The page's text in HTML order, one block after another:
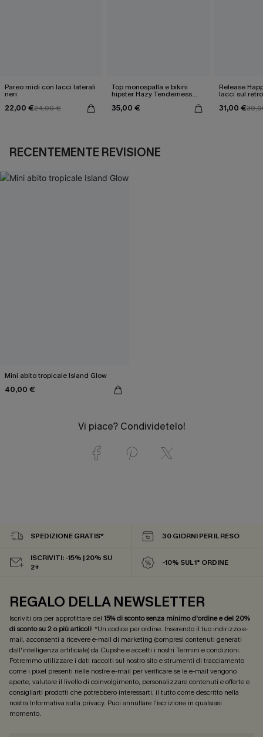
Pareo midi con lacci laterali
neri
22,00 €24,00 €
Top monospalla e bikini
hipster Hazy Tenderness
35,00 €
Release
lacci sul
31,00 €
RECENTEMENTE REVISIONE
Mini abito tropicale Island Glow
40,00 €
Vi piace? Condividetelo!
SPEDIZIONE GRATIS* 30 GIORNI PER IL RESO
ISCRIVITI: -15% | 20% SU
2+
-10% SUL 1° ORDINE
REGALO DELLA NEWSLETTER
Iscriviti ora per approfittare del 15% di sconto senza minimo d'ordine e del 20%
di sconto su 2 o più articoli! *Un codice per ordine. Inserendo il tuo indirizzo e-
mail, acconsenti a ricevere e-mail di marketing (compresi contenuti generati
dall'intelligenza artificiale) da Cupshe e accetti i nostri Termini e condizioni.
Potremmo utilizzare i dati raccolti sul nostro sito e strumenti di tracciamento
come i pixel presenti nelle nostre e-mail per verificare se le e-mail vengono
aperte, valutare il livello di coinvolgimento, personalizzare contenuti e offerte e
consigliarti prodotti che potrebbero interessarti, il tutto come descritto nella
nostra Informativa sulla privacy. Puoi annullare l'iscrizione in qualsiasi
momento.